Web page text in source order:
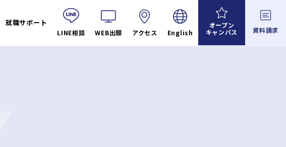
就職サポート
LINE相談 WEB出願 アクセス English
オープン
キャンパス
資料請求